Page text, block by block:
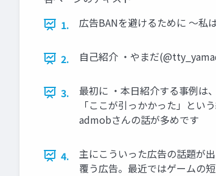
1.
広告BANを避けるために 〜私
2. 自己紹介 ・やまだ
3.
最初に ・本日紹介する事例は
「ここが引っかかった」とい
admobさんの話が多めです
4.
主にこういった広告の話題が
覆う広告。最近ではゲームの